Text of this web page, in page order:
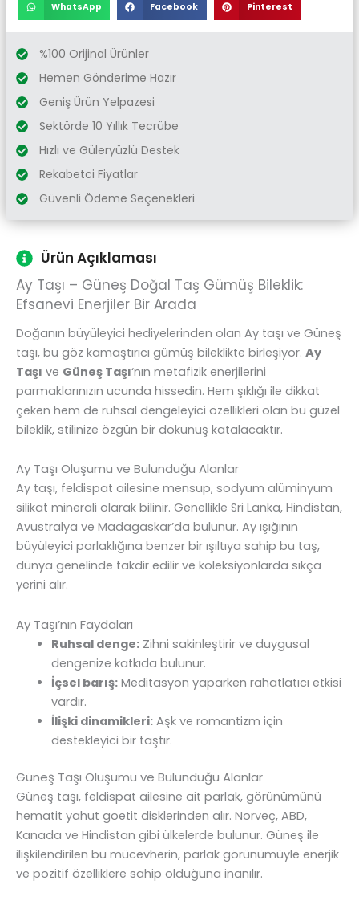
WhatsApp Facebook Pinterest
%100 Orijinal Ürünler
Hemen Gönderime Hazır
Geniş Ürün Yelpazesi
Sektörde 10 Yıllık Tecrübe
Hızlı ve Güleryüzlü Destek
Rekabetci Fiyatlar
Güvenli Ödeme Seçenekleri
Ürün Açıklaması
Ay Taşı – Güneş Doğal Taş Gümüş Bileklik:
Efsanevi Enerjiler Bir Arada
Doğanın büyüleyici hediyelerinden olan Ay taşı ve Güneş
taşı, bu göz kamaştırıcı gümüş bileklikte birleşiyor. Ay
Taşı ve Güneş Taşı‘nın metafizik enerjilerini
parmaklarınızın ucunda hissedin. Hem şıklığı ile dikkat
çeken hem de ruhsal dengeleyici özellikleri olan bu güzel
bileklik, stilinize özgün bir dokunuş katalacaktır.
Ay Taşı Oluşumu ve Bulunduğu Alanlar
Ay taşı, feldispat ailesine mensup, sodyum alüminyum
silikat minerali olarak bilinir. Genellikle Sri Lanka, Hindistan,
Avustralya ve Madagaskar’da bulunur. Ay ışığının
büyüleyici parlaklığına benzer bir ışıltıya sahip bu taş,
dünya genelinde takdir edilir ve koleksiyonlarda sıkça
yerini alır.
Ay Taşı’nın Faydaları
Ruhsal denge:Zihni sakinleştirir ve duygusal
dengenize katkıda bulunur.
İçsel barış:Meditasyon yaparken rahatlatıcı etkisi
vardır.
İlişki dinamikleri:Aşk ve romantizm için
destekleyici bir taştır.
Güneş Taşı Oluşumu ve Bulunduğu Alanlar
Güneş taşı, feldispat ailesine ait parlak, görünümünü
hematit yahut goetit disklerinden alır. Norveç, ABD,
Kanada ve Hindistan gibi ülkelerde bulunur. Güneş ile
ilişkilendirilen bu mücevherin, parlak görünümüyle enerjik
ve pozitif özelliklere sahip olduğuna inanılır.